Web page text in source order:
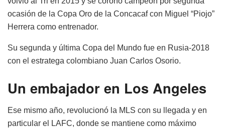
ocasión de la Copa Oro de la Concacaf con Miguel “Piojo”
Herrera como entrenador.
Su segunda y última Copa del Mundo fue en Rusia-2018
con el estratega colombiano Juan Carlos Osorio.
Un embajador en Los Angeles
Ese mismo año, revolucionó la MLS con su llegada y en
particular el LAFC, donde se mantiene como máximo